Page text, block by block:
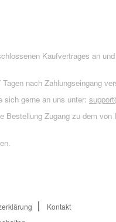
Kaufvertrages an
nach Zahlungseingang
sich gerne an uns unter:
Zugang zu dem
Kontakt